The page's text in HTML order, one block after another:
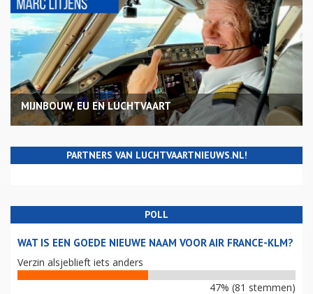
MIJNBOUW, EU EN LUCHTVAART
PARTNERS VAN LUCHTVAARTNIEUWS.NL!
POLL
WAT IS EEN GOEDE NIEUWE NAAM VOOR AIR FRANCE-KLM?
Verzin alsjeblieft iets anders
47% (81 stemmen)